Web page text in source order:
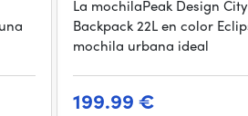
La mochilaPeak Design City
Backpack 22L en color
mochila urbana ideal
199.99 €